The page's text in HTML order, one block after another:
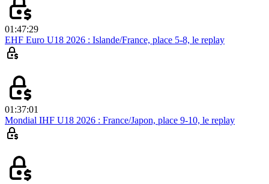
01:47:29
EHF Euro U18 2026 : Islande/France, place 5-8, le replay
01:37:01
Mondial IHF U18 2026 : France/Japon, place 9-10, le replay